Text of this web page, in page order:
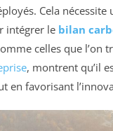
Cela
intégrer le bilan
celles que l’on
, montrent qu’il
en favorisant